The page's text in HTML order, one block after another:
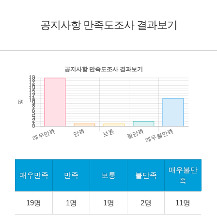
공지사항만족도조사 결과보기
매우만족 만족 보통 불만족
매우불만
족
19명 1명 1명 2명 11명